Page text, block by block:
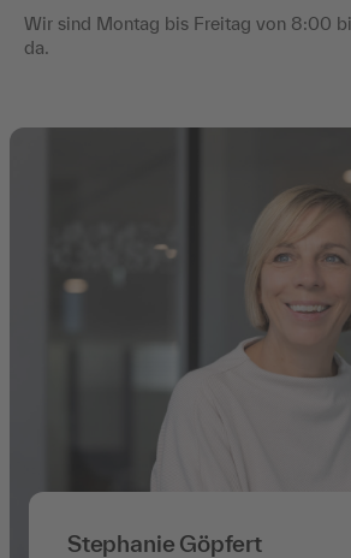
Wir sind Montag bis Freitag von 8:00
da.
Stephanie Göpfert